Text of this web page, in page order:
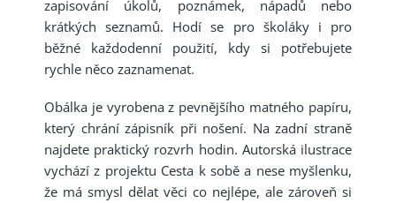
zapisování úkolů, poznámek, nápadů nebo
krátkých seznamů. Hodí se pro školáky i pro
běžné každodenní použití, kdy si potřebujete
rychle něco zaznamenat.
Obálka je vyrobena z pevnějšího matného papíru,
který chrání zápisník při nošení. Na zadní straně
najdete praktický rozvrh hodin. Autorská ilustrace
vychází z projektu Cesta k sobě a nese myšlenku,
že má smysl dělat věci co nejlépe, ale zároveň si